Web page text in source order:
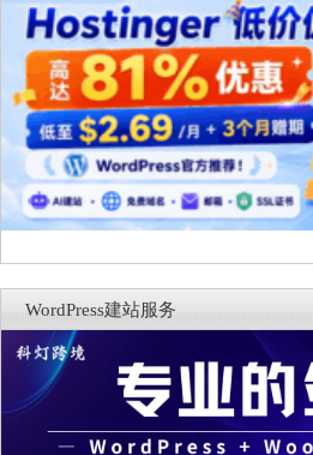
WordPress建站服务